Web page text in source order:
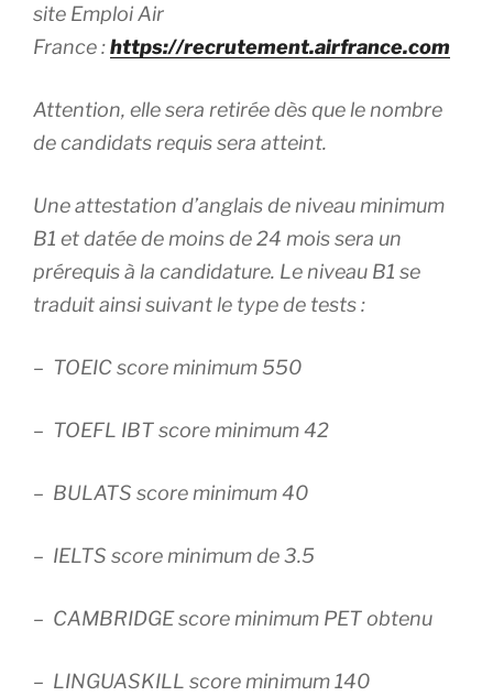
site Emploi Air
France :https://recrutement.airfrance.com
Attention, elle sera retirée dès que le nombre
de candidats requis sera atteint.
Une attestation d’anglais de niveau minimum
B1 et datée de moins de 24 mois sera un
prérequis à la candidature. Le niveau B1 se
traduit ainsi suivant le type de tests :
– TOEIC score minimum 550
– TOEFL IBT score minimum 42
– BULATS score minimum 40
– IELTS score minimum de 3.5
– CAMBRIDGE score minimum PET obtenu
– LINGUASKILL score minimum 140